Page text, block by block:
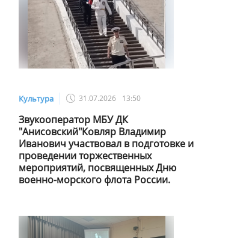
Культура 31.07.2026 13:50
Звукооператор МБУ ДК
"Анисовский"Ковляр Владимир
Иванович участвовал в подготовке и
проведении торжественных
мероприятий, посвященных Дню
военно-морского флота России.